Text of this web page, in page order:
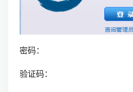
密码：
验证码：